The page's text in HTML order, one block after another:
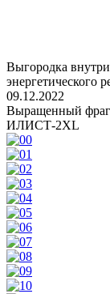
Выгородка
энергетического
09.12.2022
Выращенный
ИЛИСТ-2XL